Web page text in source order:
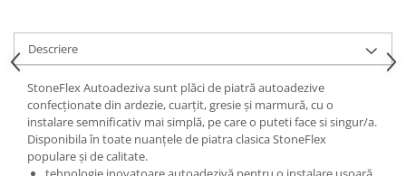
Descriere
StoneFlex Autoadeziva sunt plăci de piatră autoadezive
confecționate din ardezie, cuarțit, gresie și marmură, cu o
instalare semnificativ mai simplă, pe care o puteti face si singur/a.
Disponibila în toate nuanțele de piatra clasica StoneFlex
populare și de calitate.